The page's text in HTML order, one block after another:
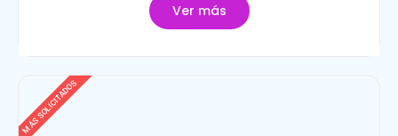
Ver más
MÁS SOLICITADOS